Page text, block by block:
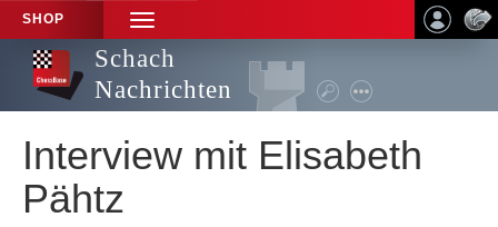
SHOP
TOGGLE
NAVIGATION
Schach
Nachrichten
Interview mit Elisabeth
Pähtz